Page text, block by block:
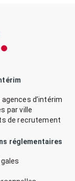
d’intérim
par ville
de recrutement
réglementaires